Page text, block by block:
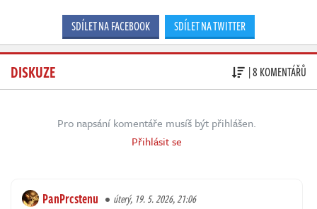
SDÍLET NA FACEBOOK SDÍLET NA TWITTER
DISKUZE | 8 KOMENTÁŘŮ
Pro napsání komentáře musíš být přihlášen.
Přihlásit se
PanPrcstenu úterý, 19. 5. 2026, 21:06